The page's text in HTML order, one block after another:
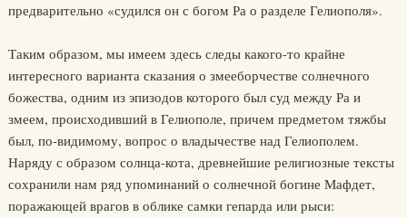
предварительно «судился он с богом Ра о разделе Гелиополя».
Таким образом, мы имеем здесь следы какого-то крайне
интересного варианта сказания о змееборчестве солнечного
божества, одним из эпизодов которого был суд между Ра и
змеем, происходивший в Гелиополе, причем предметом тяжбы
был, по-видимому, вопрос о владычестве над Гелиополем.
Наряду с образом солнца-кота, древнейшие религиозные тексты
сохранили нам ряд упоминаний о солнечной богине Мафдет,
поражающей врагов в облике самки гепарда или рыси: